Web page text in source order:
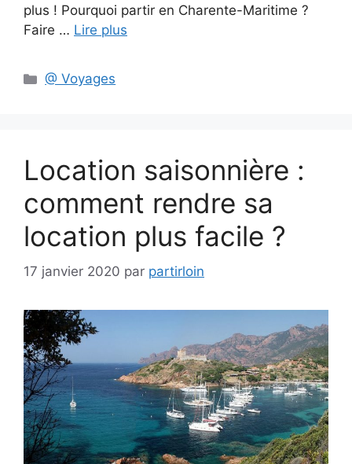
plus ! Pourquoi partir en Charente-Maritime ?
Faire … Lire plus
Catégories
@ Voyages
Location saisonnière :
comment rendre sa
location plus facile ?
17 janvier 2020 par partirloin